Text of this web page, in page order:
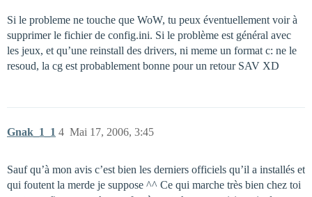
Si le probleme ne touche que WoW, tu peux éventuellement voir à
supprimer le fichier de config.ini. Si le problème est général avec
les jeux, et qu’une reinstall des drivers, ni meme un format c: ne le
resoud, la cg est probablement bonne pour un retour SAV XD
Gnak_1_1 Mai 17, 2006, 3:45
4
Sauf qu’à mon avis c’est bien les derniers officiels qu’il a installés et
qui foutent la merde je suppose ^^ Ce qui marche très bien chez toi